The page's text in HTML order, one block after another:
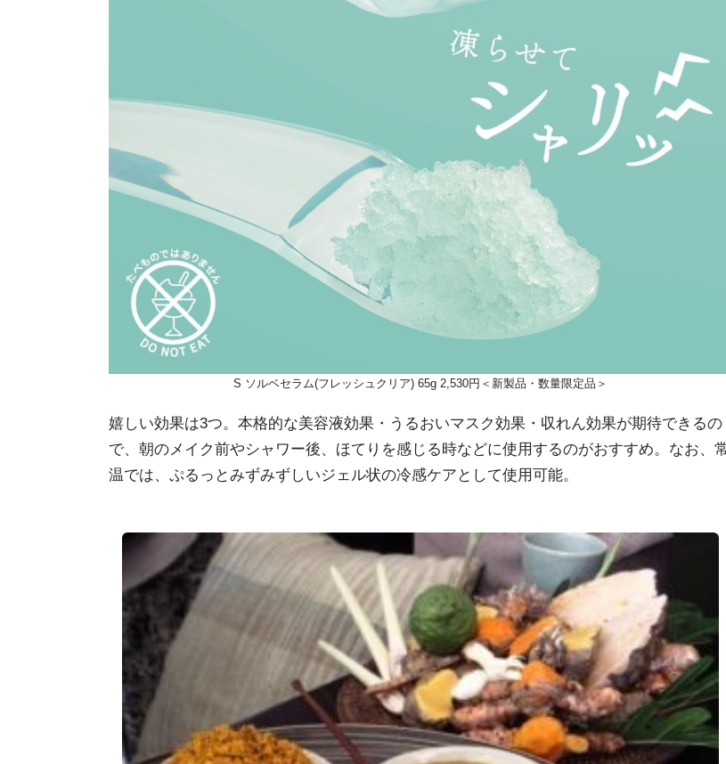
S ソルベセラム(フレッシュクリア) 65g 2,530円＜新製品・数量限定品＞
嬉しい効果は3つ。本格的な美容液効果・うるおいマスク効果・収れん効果が期待できるの
で、朝のメイク前やシャワー後、ほてりを感じる時などに使用するのがおすすめ。なお、
温では、ぷるっとみずみずしいジェル状の冷感ケアとして使用可能。